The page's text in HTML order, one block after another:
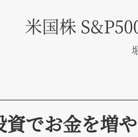
米国株
資でお金を増